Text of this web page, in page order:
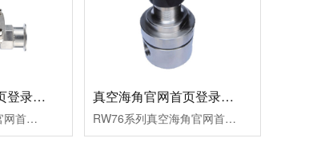
液体海角官网首页登录入口LBF 液体泄压阀LAF
LBF系列液体海角官网首页登录入口，采用膜片式结构，用于膜片压力传输，用于泵的出口,稳定压力,稳定流量，防止液体回流,也可以安装在支路中作泄压阀使用。与阻尼器配合使用，减小液体波动。
真空海角官网首页登录入口RW76
RW76系列真空海角官网首页登录入口，不锈钢膜片压力传输，压力控制准确，用于调节管道真空压力的大小，适用于标准气体、腐蚀性气体、液体等。可面板安装。